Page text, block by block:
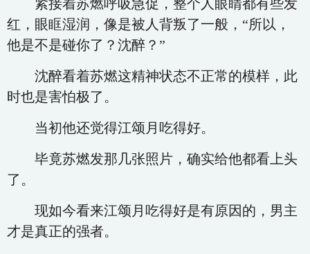
紧接着苏燃呼吸急促，整个人眼睛都有些发
红，眼眶湿润，像是被人背叛了一般，“所以，
他是不是碰你了？沈醉？”
沈醉看着苏燃这精神状态不正常的模样，此
时也是害怕极了。
当初他还觉得江颂月吃得好。
毕竟苏燃发那几张照片，确实给他都看上头
了。
现如今看来江颂月吃得好是有原因的，男主
才是真正的强者。